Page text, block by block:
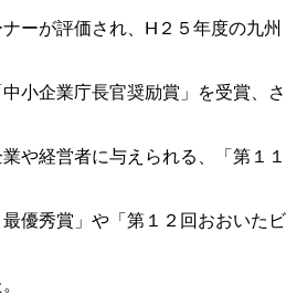
ーが評価され、H２５年度の九州
小企業庁長官奨励賞」を受賞、さ
や経営者に与えられる、「第１１
優秀賞」や「第１２回おおいたビ